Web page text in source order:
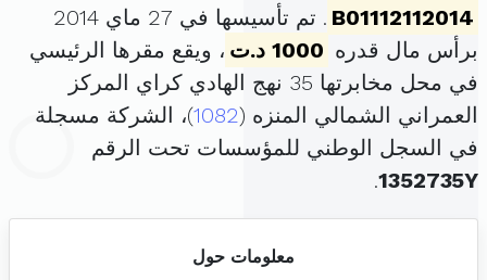
B01112112014
. تم تأسيسها في 27 ماي 2014
برأس مال قدره 1000 د.ت
، ويقع مقرها الرئيسي
في محل مخابرتها 35 نهج الهادي كراي المركز
العمراني الشمالي المنزه (1082)، الشركة مسجلة
في السجل الوطني للمؤسسات تحت الرقم
1352735Y
.
معلومات حول